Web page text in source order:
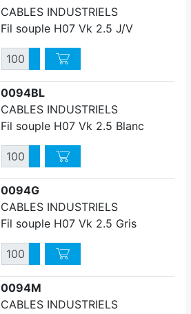
CABLES INDUSTRIELS
Fil souple H07 Vk 2.5 J/V
QuantitéAugmenter quantité
Diminuer quantité
0094BL
CABLES INDUSTRIELS
Fil souple H07 Vk 2.5 Blanc
QuantitéAugmenter quantité
Diminuer quantité
0094G
CABLES INDUSTRIELS
Fil souple H07 Vk 2.5 Gris
QuantitéAugmenter quantité
Diminuer quantité
0094M
CABLES INDUSTRIELS